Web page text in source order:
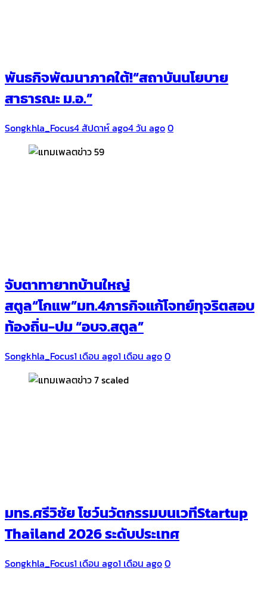
พันธกิจพัฒนาภาคใต้!“สถาบันนโยบาย
สาธารณะ ม.อ.”
Songkhla_Focus4 สัปดาห์ ago4 วัน ago0
จับตาทายาทบ้านใหญ่
สตูล“โกแพ”มท.4ภารกิจแก้โจทย์ทุจริตสอบ
ท้องถิ่น-ปม “อบจ.สตูล”
Songkhla_Focus1 เดือน ago1 เดือน ago0
มทร.ศรีวิชัย โชว์นวัตกรรมบนเวทีStartup
Thailand 2026 ระดับประเทศ
Songkhla_Focus1 เดือน ago1 เดือน ago0